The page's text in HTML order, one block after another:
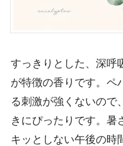
すっきりとした、深呼
が特徴の香りです。ペ
る刺激が強くないので
きにぴったりです。暑
キッとしない午後の時